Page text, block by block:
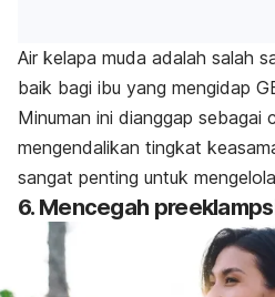
Air kelapa muda adalah salah
baik bagi ibu yang mengidap
Minuman ini dianggap sebagai
mengendalikan tingkat
sangat penting untuk
6. Mencegah